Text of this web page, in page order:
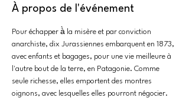
À propos de l'événement
Pour échapper à̀ la misère et par conviction
anarchiste, dix Jurassiennes embarquent en 1873,
avec enfants et bagages, pour une vie meilleure à
l'autre bout de la terre, en Patagonie. Comme
seule richesse, elles emportent des montres
oignons, avec lesquelles elles pourront négocier.